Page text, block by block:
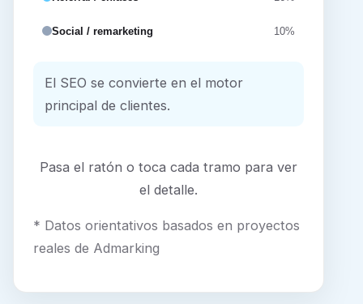
Social / remarketing 10%
El SEO se convierte en el motor
principal de clientes.
Pasa el ratón o toca cada tramo para ver
el detalle.
* Datos orientativos basados en proyectos
reales de Admarking